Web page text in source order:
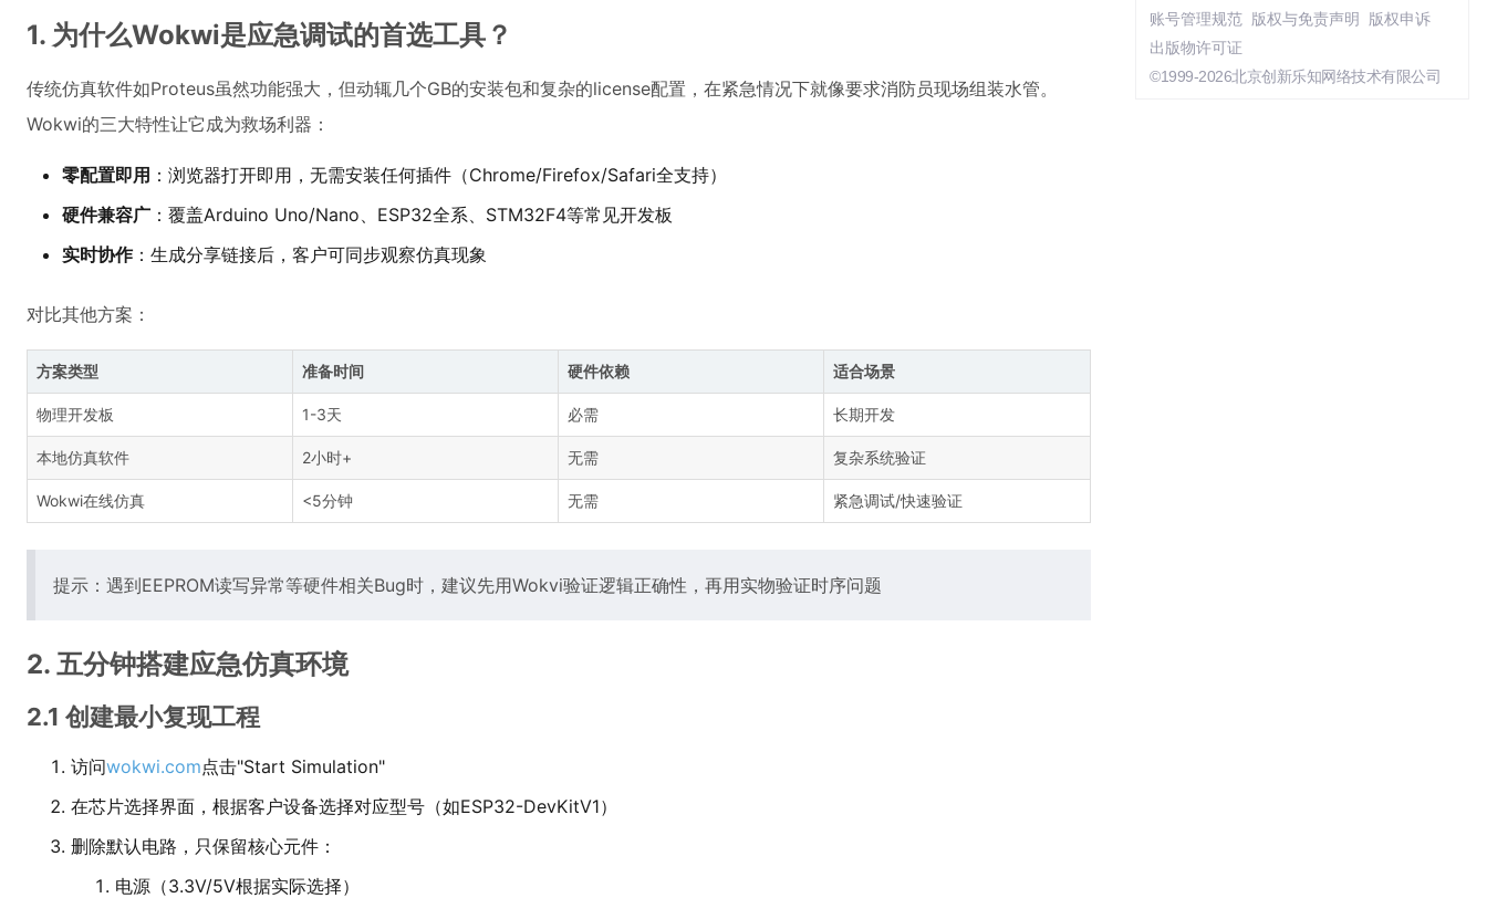
1. 为什么Wokwi是应急调试的首选工具？
传统仿真软件如Proteus虽然功能强大，但动辄几个GB的安装包和复杂的license配置，在紧急情况下就像要求消防员现场组装水管。
Wokwi的三大特性让它成为救场利器：
零配置即用 ：浏览器打开即用，无需安装任何插件（Chrome/Firefox/Safari全支持）
硬件兼容广 ：覆盖Arduino Uno/Nano、ESP32全系、STM32F4等常见开发板
实时协作：生成分享链接后，客户可同步观察仿真现象
对比其他方案：
方案类型 准备时间 硬件依赖 适合场景
物理开发板 1-3天 必需 长期开发
本地仿真软件 2小时+ 无需 复杂系统验证
Wokwi在线仿真 <5分钟 无需 紧急调试/快速验证
提示：遇到EEPROM读写异常等硬件相关Bug时，建议先用Wokvi验证逻辑正确性，再用实物验证时序问题
2. 五分钟搭建应急仿真环境
2.1 创建最小复现工程
访问wokwi.com点击"Start Simulation"
在芯片选择界面，根据客户设备选择对应型号（如ESP32-DevKitV1）
删除默认电路，只保留核心元件：
电源（3.3V/5V根据实际选择）
账号管理规范
版权与免责声明
版权申诉
出版物许可证
©1999-2026北京创新乐知网络技术有限公司